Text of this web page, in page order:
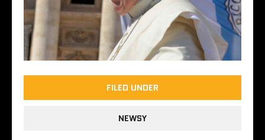
FILED UNDER
NEWSY